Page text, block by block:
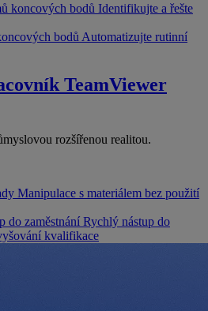
koncových bodů Identifikujte a řešte
bodů Automatizujte rutinní
TeamViewer
rozšířenou realitou.
Manipulace s materiálem bez použití
do zaměstnání Rychlý nástup do
kvalifikace